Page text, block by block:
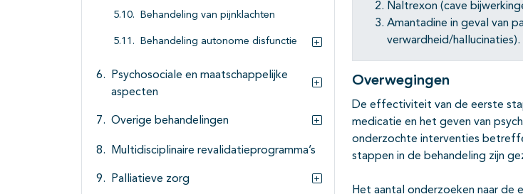
Behandeling van pijnklachten
Behandeling autonome disfunctie
Subpagina's open- en dichtklappen
Psychosociale en maatschappelijke
aspecten
Subpagina's open- en dichtklappen
Overige behandelingen
Subpagina's open- en dichtklappen
Multidisciplinaire revalidatieprogramma’s
Palliatieve zorg
Naltrexon (cave
Amantadine in geval van
verwardheid/hallucinaties).
Overwegingen
De effectiviteit van de eerste
medicatie en het geven van
onderzochte interventies
stappen in de behandeling zijn
Het aantal onderzoeken naar de